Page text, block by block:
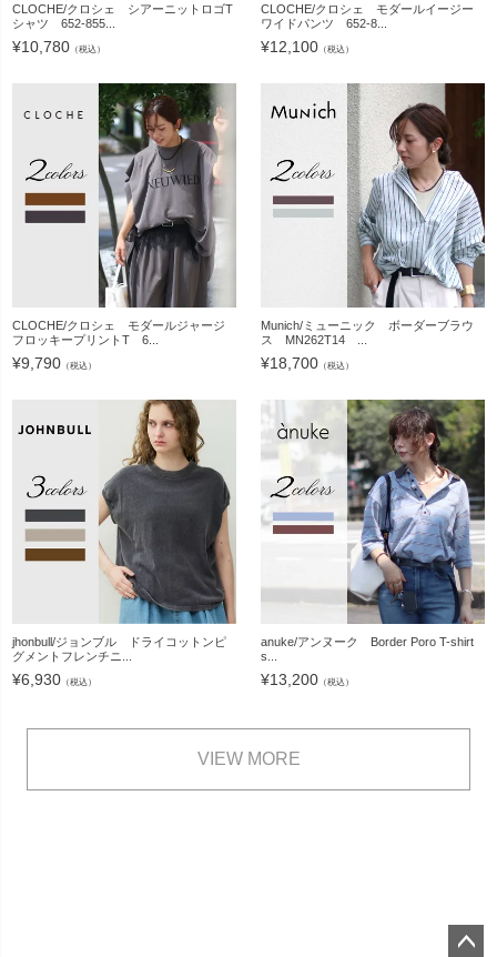
CLOCHE/クロシェ シアーニットロゴT
シャツ 652-855...
¥10,780 （税込）
CLOCHE/クロシェ モダールイージー
ワイドパンツ 652-8...
¥12,100 （税込）
CLOCHE/クロシェ モダールジャージ
フロッキープリントT 6...
¥9,790 （税込）
Munich/ミューニック ボーダーブラウ
ス MN262T14 ...
¥18,700 （税込）
jhonbull/ジョンブル ドライコットンピ
グメントフレンチニ...
¥6,930 （税込）
anuke/アンヌーク Border Poro T-shirt
s...
¥13,200 （税込）
VIEW MORE